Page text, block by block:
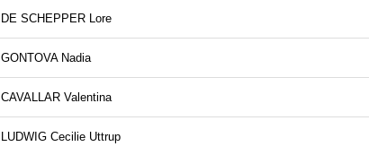
DE SCHEPPER Lore
GONTOVA Nadia
CAVALLAR Valentina
LUDWIG Cecilie Uttrup